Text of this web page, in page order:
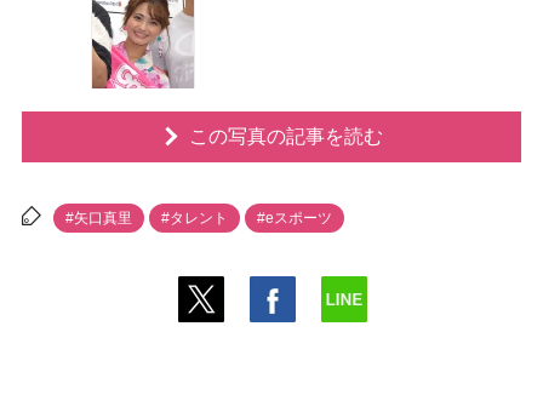
この写真の記事を読む
#矢口真里 #タレント #eスポーツ